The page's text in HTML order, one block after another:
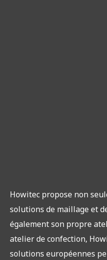
Howitec propose non
solutions de maillage et
également son propre
atelier de confection,
solutions européennes